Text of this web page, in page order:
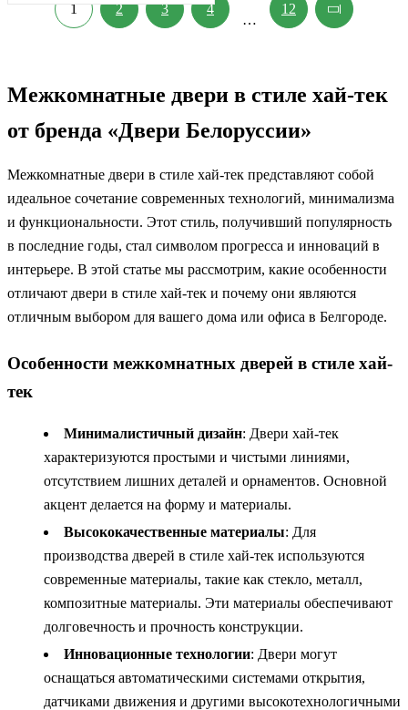
1 2 3 4
…
12
Межкомнатные двери в стиле хай-тек
от бренда «Двери Белоруссии»
Межкомнатные двери в стиле хай-тек представляют собой
идеальное сочетание современных технологий, минимализма
и функциональности. Этот стиль, получивший популярность
в последние годы, стал символом прогресса и инноваций в
интерьере. В этой статье мы рассмотрим, какие особенности
отличают двери в стиле хай-тек и почему они являются
отличным выбором для вашего дома или офиса в Белгороде.
Особенности межкомнатных дверей в стиле хай-
тек
Минималистичный дизайн: Двери хай-тек
характеризуются простыми и чистыми линиями,
отсутствием лишних деталей и орнаментов. Основной
акцент делается на форму и материалы.
Высококачественные материалы: Для
производства дверей в стиле хай-тек используются
современные материалы, такие как стекло, металл,
композитные материалы. Эти материалы обеспечивают
долговечность и прочность конструкции.
Инновационные технологии: Двери могут
оснащаться автоматическими системами открытия,
датчиками движения и другими высокотехнологичными